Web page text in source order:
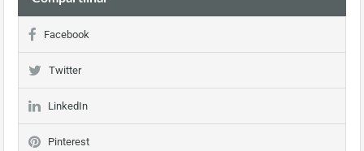
Facebook
Twitter
LinkedIn
Pinterest